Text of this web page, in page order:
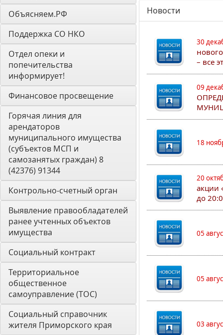
Объясняем.РФ
Поддержка СО НКО
Отдел опеки и
попечительства
информирует!
Финансовое просвещение
Горячая линия для
арендаторов
муниципального имущества
(субъектов МСП и
самозанятых граждан) 8
(42376) 91344
Контрольно-счетный орган
Выявление правообладателей
ранее учтенных объектов
имущества
Социальный контракт
Территориальное
общественное
самоуправление (ТОС)
Социальный справочник
жителя Приморского края
Новости
30
– все
09
18
20
акции
до
05
05
03